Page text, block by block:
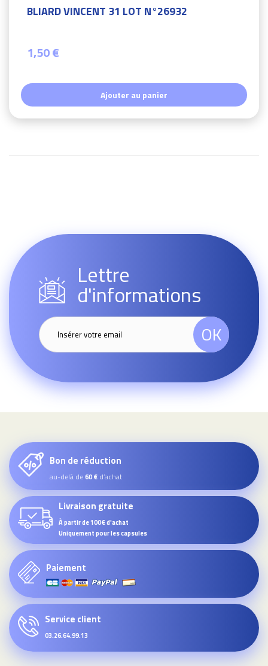
BLIARD VINCENT 31 LOT N°26932
1,50 €
Ajouter au panier
Lettre
d'informations
OK
Bon de réduction
au-delà de60 € d’achat
Livraison gratuite
À partir de 100€ d'achat
Uniquement pour les capsules
Paiement
Service client
03.26.64.99.13